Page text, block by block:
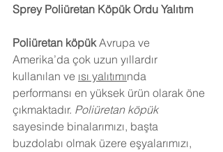
Sprey Poliüretan Köpük Ordu Yalıtım
Poliüretan köpük Avrupa ve
Amerika’da çok uzun yıllardır
kullanılan ve ısı yalıtımında
performansı en yüksek ürün olarak öne
çıkmaktadır. Poliüretan köpük
sayesinde binalarımızı, başta
buzdolabı olmak üzere eşyalarımızı,